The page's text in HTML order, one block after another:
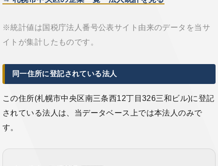
※統計値は国税庁法人番号公表サイト由来のデータを当サ
イトが集計したものです。
同一住所に登記されている法人
この住所(札幌市中央区南三条西12丁目326三和ビル)に登記
されている法人は、当データベース上では本法人のみで
す。